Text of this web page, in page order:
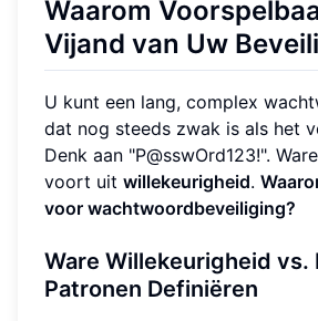
Waarom
Vijand van Uw
U kunt een lang, complex
dat nog steeds zwak is als het
Denk aan "P@sswOrd123!".
voort uit willekeurigheid.
voor wachtwoordbeveiliging?
Ware Willekeurigheid vs.
Patronen Definiëren